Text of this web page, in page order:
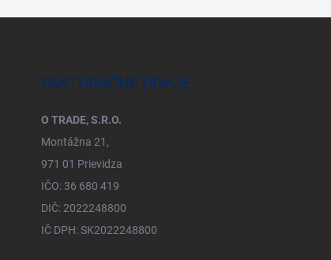
FAKTURAČNÉ ÚDAJE
O TRADE, S.R.O.
Montážna 21,
971 01 Prievidza
IČO: 36 680 419
DIČ: 2022248800
IČ DPH: SK2022248800